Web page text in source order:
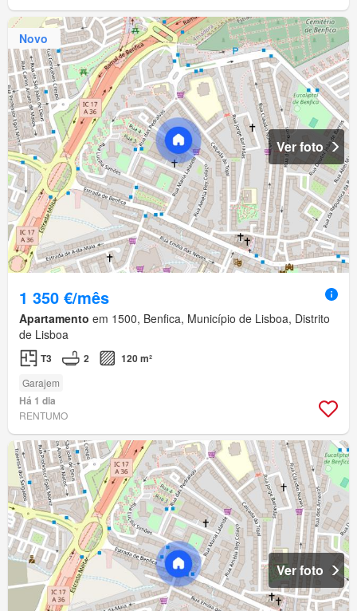
Novo
Ver foto
1 350 €/mês
Apartamento em 1500, Benfica, Município de Lisboa, Distrito
de Lisboa
T3 2 120 m²
Garajem
Há 1 dia
RENTUMO
Ver foto